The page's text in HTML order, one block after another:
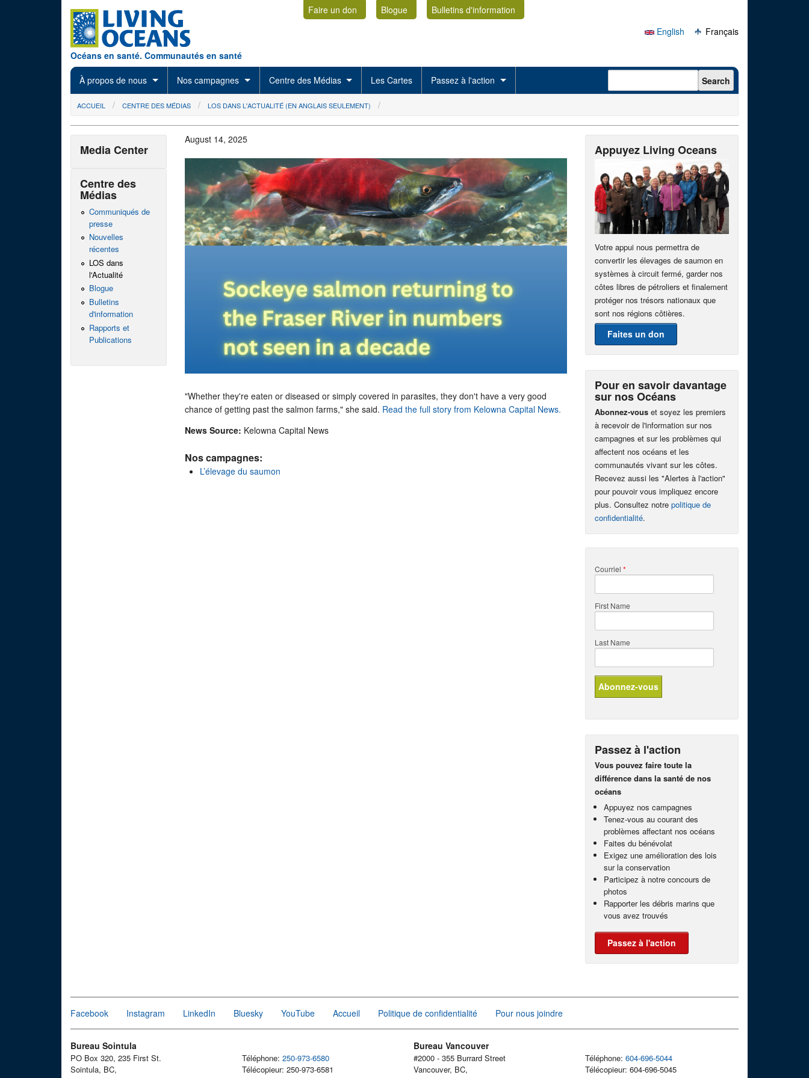
Océans en santé. Communautés en santé
Faire un don Blogue
Bulletins d'information
English
Français
À propos de nous Nos campagnes Centre des Médias Les Cartes Passez à l'action Search form Search
You are here
ACCUEIL CENTRE DES MÉDIAS LOS DANS L'ACTUALITÉ (EN ANGLAIS SEULEMENT)
August 14, 2025
"Whether they're eaten or diseased or simply covered in parasites, they don't have a very good
chance of getting past the salmon farms," she said. Read the full story from Kelowna Capital News.
News Source: Kelowna Capital News
Nos campagnes:
L’élevage du saumon
Media Center
Centre des
Médias
Communiqués de
presse
Nouvelles
récentes
LOS dans
l'Actualité
Blogue
Bulletins
d'information
Rapports et
Publications
Appuyez Living Oceans
Votre appui nous permettra de
convertir les élevages de saumon en
systèmes à circuit fermé, garder nos
côtes libres de pétroliers et finalement
protéger nos trésors nationaux que
sont nos régions côtières.
Faites un don
Pour en savoir davantage
sur nos Océans
Abonnez-vous et soyez les premiers
à recevoir de l'information sur nos
campagnes et sur les problèmes qui
affectent nos océans et les
communautés vivant sur les côtes.
Recevez aussi les "Alertes à l'action"
pour pouvoir vous impliquez encore
plus. Consultez notre politique de
confidentialité.
Courriel *
First Name
Last Name
Passez à l'action
Vous pouvez faire toute la
différence dans la santé de nos
océans
Appuyez nos campagnes
Tenez-vous au courant des
problèmes affectant nos océans
Faites du bénévolat
Exigez une amélioration des lois
sur la conservation
Participez à notre concours de
photos
Rapporter les débris marins que
vous avez trouvés
Passez à l'action
Facebook Instagram LinkedIn Bluesky YouTube Accueil Politique de confidentialité Pour nous joindre
Bureau Sointula
PO Box 320, 235 First St.
Sointula, BC,
Téléphone: 250-973-6580
Télécopieur: 250-973-6581
Bureau Vancouver
#2000 - 355 Burrard Street
Vancouver, BC,
Téléphone: 604-696-5044
Télécopieur: 604-696-5045